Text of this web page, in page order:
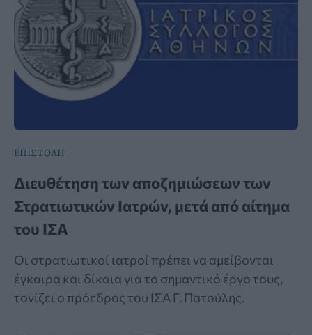
ΕΠΙΣΤΟΛΗ
Διευθέτηση των αποζημιώσεων των
Στρατιωτικών Ιατρών, μετά από αίτημα
του ΙΣΑ
Οι στρατιωτικοί ιατροί πρέπει να αμείβονται
έγκαιρα και δίκαια για το σημαντικό έργο τους,
τονίζει ο πρόεδρος του ΙΣΑ Γ. Πατούλης.